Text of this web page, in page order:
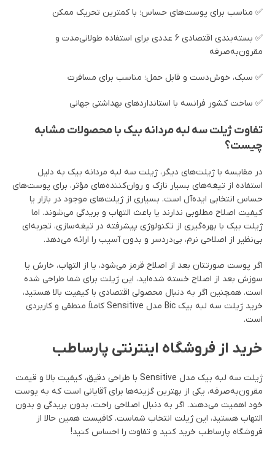
✅ مناسب برای پوست‌های حساس؛ با کمترین تحریک ممکن
✅ بسته‌بندی اقتصادی 6 عددی برای استفاده طولانی‌مدت و
مقرون‌به‌صرفه
✅ سبک، خوش‌دست و قابل حمل؛ مناسب برای مسافرت
✅ ساخت کشور فرانسه با استانداردهای بهداشتی جهانی
تفاوت ژیلت سه لبه مردانه بیک با محصولات مشابه
چیست؟
در مقایسه با ژیلت‌های دیگر، ژیلت سه لبه مردانه بیک به دلیل
استفاده از تیغه‌های بسیار نازک و روان‌کننده‌های مؤثر، برای پوست‌های
حساس انتخابی ایده‌آل است. بسیاری از ژیلت‌های موجود در بازار یا
کیفیت اصلاح مطلوبی ندارند یا باعث التهاب و بریدگی می‌شوند. اما
ژیلت بیک با بهره‌گیری از تکنولوژی پیشرفته در تیغه‌سازی، تجربه‌ای
بی‌نظیر از اصلاحی نرم، بی‌دردسر و بدون آسیب را ارائه می‌دهد.
اگر پوست صورتتان بعد از اصلاح قرمز می‌شود، یا از التهاب، خارش یا
سوزش بعد از اصلاح خسته شده‌اید، این ژیلت برای شما طراحی شده
است. همچنین اگر به دنبال محصولی اقتصادی با کیفیت بالا هستید،
خرید ژیلت سه لبه بیک Bic مدل Sensitive کاملاً منطقی و کاربردی
است.
خرید از فروشگاه اینترنتی پارساطب
ژیلت سه لبه بیک مدل Sensitive با طراحی دقیق، کیفیت بالا و قیمت
مقرون‌به‌صرفه، یکی از بهترین گزینه‌ها برای آقایانی است که به پوست
خود اهمیت می‌دهند. اگر به دنبال اصلاحی راحت، بدون بریدگی و بدون
التهاب هستید، این ژیلت انتخاب شماست. کافیست همین حالا از
فروشگاه پارساطب خرید کنید و تفاوت را احساس کنید!